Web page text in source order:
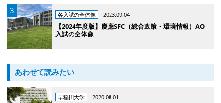
各入試の全体像 2023.09.04
【2024年度版】慶應SFC（総合政策・環境情報）AO
入試の全体像
あわせて読みたい
早稲田大学 2020.08.01